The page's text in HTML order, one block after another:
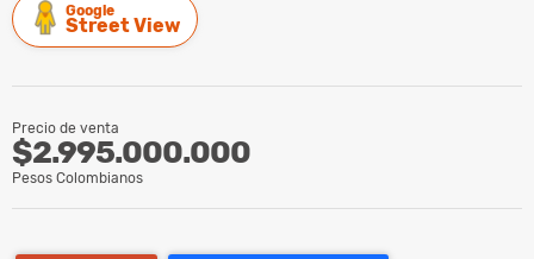
Google
Street View
Precio de venta
$2.995.000.000
Pesos Colombianos